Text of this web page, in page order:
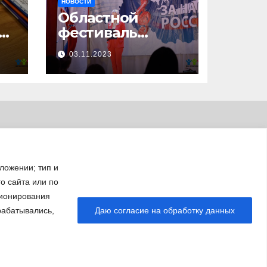
тип и
сайта или по
Даю согласие на обработку данных
НОВОСТИ
Областной
фестиваль
патриотической
песни «За нами –
Россия!»
03.11.2023
Платные услугиО насМолодежные объединения